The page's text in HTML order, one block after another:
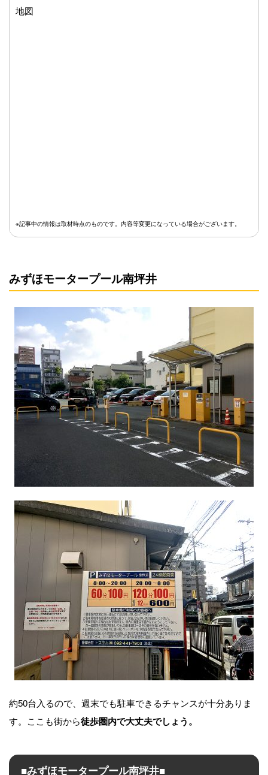
地図
※記事中の情報は取材時点のものです。内容等変更になっている場合がございます。
みずほモータープール南坪井
約50台入るので、週末でも駐車できるチャンスが十分ありま
す。ここも街から徒歩圏内で大丈夫でしょう。
■みずほモータープール南坪井■